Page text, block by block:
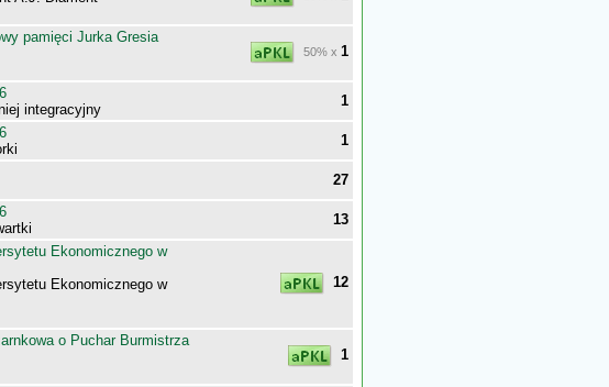
pamięci Jurka Gresia
50% x 1
integracyjny
1
1
27
13
Ekonomicznego w
Ekonomicznego w
12
o Puchar Burmistrza
1